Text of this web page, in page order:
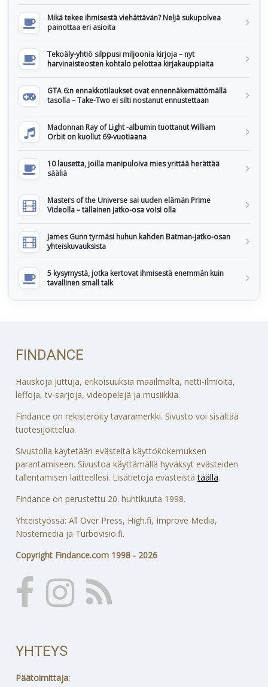
Mikä tekee ihmisestä viehättävän? Neljä sukupolvea
painottaa eri asioita
Tekoäly-yhtiö silppusi miljoonia kirjoja – nyt
harvinaisteosten kohtalo pelottaa kirjakauppiaita
GTA 6:n ennakkotilaukset ovat ennennäkemättömällä
tasolla – Take-Two ei silti nostanut ennustettaan
Madonnan Ray of Light -albumin tuottanut William
Orbit on kuollut 69-vuotiaana
10 lausetta, joilla manipuloiva mies yrittää herättää
sääliä
Masters of the Universe sai uuden elämän Prime
Videolla – tällainen jatko-osa voisi olla
James Gunn tyrmäsi huhun kahden Batman-jatko-osan
yhteiskuvauksista
5 kysymystä, jotka kertovat ihmisestä enemmän kuin
tavallinen small talk
FINDANCE
Hauskoja juttuja, erikoisuuksia maailmalta, netti-ilmiöitä,
leffoja, tv-sarjoja, videopelejä ja musiikkia.
Findance on rekisteröity tavaramerkki. Sivusto voi sisältää
tuotesijoittelua.
Sivustolla käytetään evästeitä käyttökokemuksen
parantamiseen. Sivustoa käyttämällä hyväksyt evästeiden
tallentamisen laitteellesi. Lisätietoja evästeistätäällä.
Findance on perustettu 20. huhtikuuta 1998.
Yhteistyössä: All Over Press, High.fi, Improve Media,
Nostemedia ja Turbovisio.fi.
Copyright Findance.com 1998 - 2026
YHTEYS
Päätoimittaja: